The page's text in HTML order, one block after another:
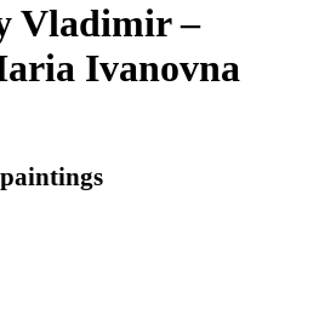
Vladimir –
Ivanovna